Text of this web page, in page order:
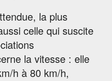
la plus
celle qui suscite
la vitesse : elle
h à 80 km/h,